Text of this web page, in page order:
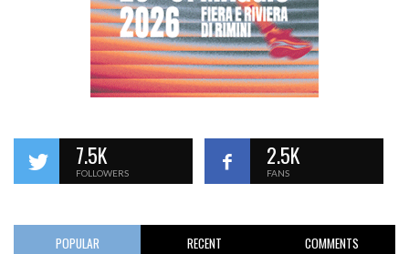
7.5K
FOLLOWERS
2.5K
FANS
POPULAR RECENT COMMENTS